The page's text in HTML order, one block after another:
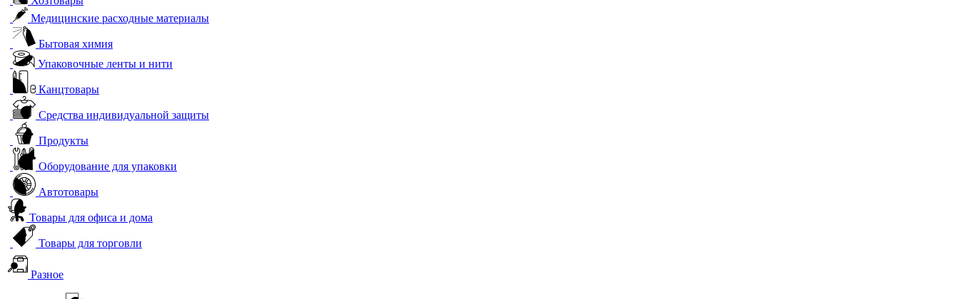
Медицинские расходные материалы
Бытовая химия
Упаковочные ленты и нити
Канцтовары
Средства индивидуальной защиты
Продукты
Оборудование для упаковки
Автотовары
Товары для офиса и дома
Товары для торговли
Разное